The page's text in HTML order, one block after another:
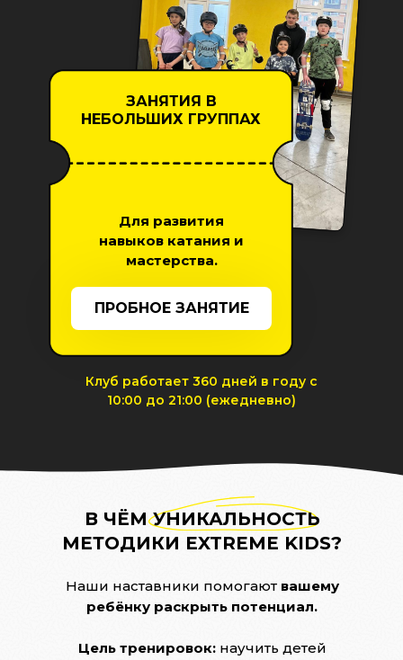
ЗАНЯТИЯ В
НЕБОЛЬШИХ ГРУППАХ
Для развития
навыков катания и
мастерства.
ПРОБНОЕ ЗАНЯТИЕ
Клуб работает 360 дней в году с
10:00 до 21:00 (ежедневно)
В ЧЁМ УНИКАЛЬНОСТЬ
МЕТОДИКИ EXTREME KIDS?
Наши наставники помогают вашему
ребёнку раскрыть потенциал.
Цель тренировок:научить детей